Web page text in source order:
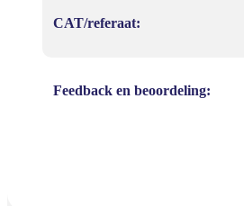
CAT/referaat:
Feedback en beoordeling: